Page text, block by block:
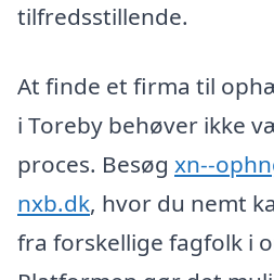
tilfredsstillende.
At finde et firma til
i Toreby behøver ikke
proces. Besøg xn--
nxb.dk, hvor du nemt
fra forskellige fagfolk i